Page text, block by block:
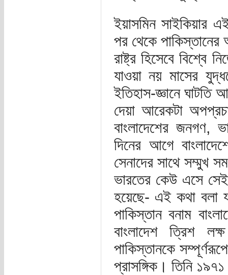
ইয়াসমিন সাইকিয়ার
পর থেকে পাকিস্তানের
রাষ্ট্র হিসেবে বিশ্বে
যাওয়া নয় মাসের
ইতিহাস-জ্ঞানে
দেয়া আরেকটা
বাংলাদেশের জনগণ,
দিনের আগে
সেনাদের সাথে সম্মুখ
ভারতের কেউ এসে
হয়েছে- এই কথা বলা
পাকিস্তান বনাম
বাংলাদেশ ত্রিশ
পাকিস্তানকে
প্রাসঙ্গিক। তিনি